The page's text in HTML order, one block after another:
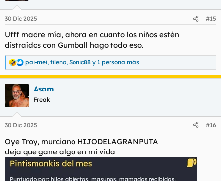
30 Dic 2025 #15
Ufff madre mía, ahora en cuanto los niños estén
distraídos con Gumball hago todo eso.
R
e
i
e
:
pai-mei, tileno, Sonic88 y 1 persona más
Asam
Freak
30 Dic 2025 #16
Oye Troy, murciano HIJODELAGRANPUTA
deja que gane algo en mi vida